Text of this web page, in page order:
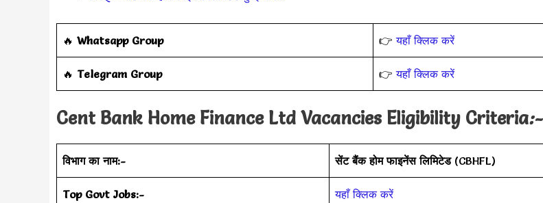
‎️‍🔥 Whatsapp Group 👉यहाँ क्लिक करें
‎️‍🔥 Telegram Group 👉यहाँ क्लिक करें
Cent Bank Home Finance Ltd Vacancies Eligibility Criteria:-
विभाग का नाम:- सेंट बैंक होम फाइनेंस लिमिटेड(CBHFL)
Top Govt Jobs:- यहाँ क्लिक करें